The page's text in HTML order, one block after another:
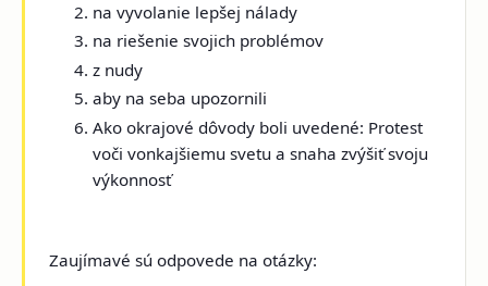
na vyvolanie lepšej nálady
na riešenie svojich problémov
z nudy
aby na seba upozornili
Ako okrajové dôvody boli uvedené: Protest
voči vonkajšiemu svetu a snaha zvýšiť svoju
výkonnosť
Zaujímavé sú odpovede na otázky: